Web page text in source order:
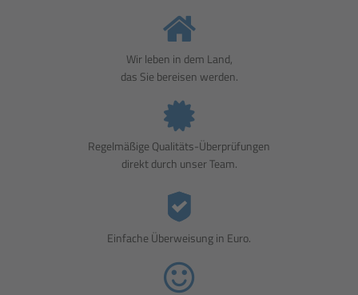
Wir leben in dem Land,
das Sie bereisen werden.
Regelmäßige Qualitäts-Überprüfungen
direkt durch unser Team.
Einfache Überweisung in Euro.